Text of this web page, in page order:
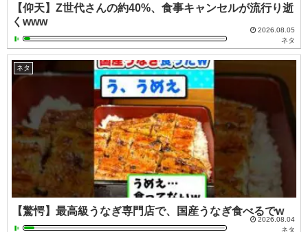
【仰天】Z世代さんの約40%、食事キャンセルが流行り逝
くwww
2026.08.05
ネタ
ネタ
【驚愕】最高級うなぎ専門店で、国産うなぎ食べるでw
2026.08.04
ネタ